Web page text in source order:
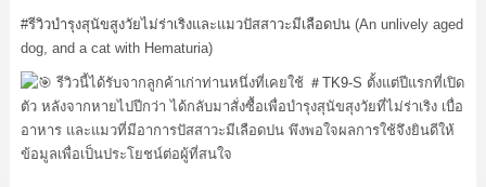
#รีวิวบำรุงสุนัขสูงวัยไม่ร่าเริงและแมวปัสสาวะมีเลือดปน(An unlively aged
dog, and a cat with Hematuria)
รีวิวนี้ได้รับจากลูกค้าเก่าท่านหนึ่งที่เคยใช้ ＃TK9-S ตั้งแต่ปีแรกที่เปิด
ตัว หลังจากหายไปปีกว่า ได้กลับมาสั่งซื้อเพื่อบำรุงสุนัขสุงวัยที่ไม่ร่าเริง เบื่อ
อาหาร และแมวที่มีอาการปัสสาวะมีเลือดปน พึงพอใจผลการใช้จึงยินดีให้
ข้อมูลเพื่อเป็นประโยชน์ต่อผู้ที่สนใจ